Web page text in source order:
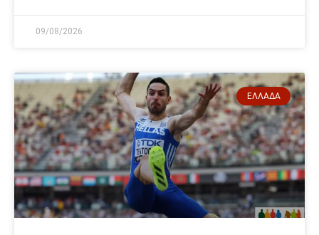
09/08/2026
ΕΛΛΆΔΑ